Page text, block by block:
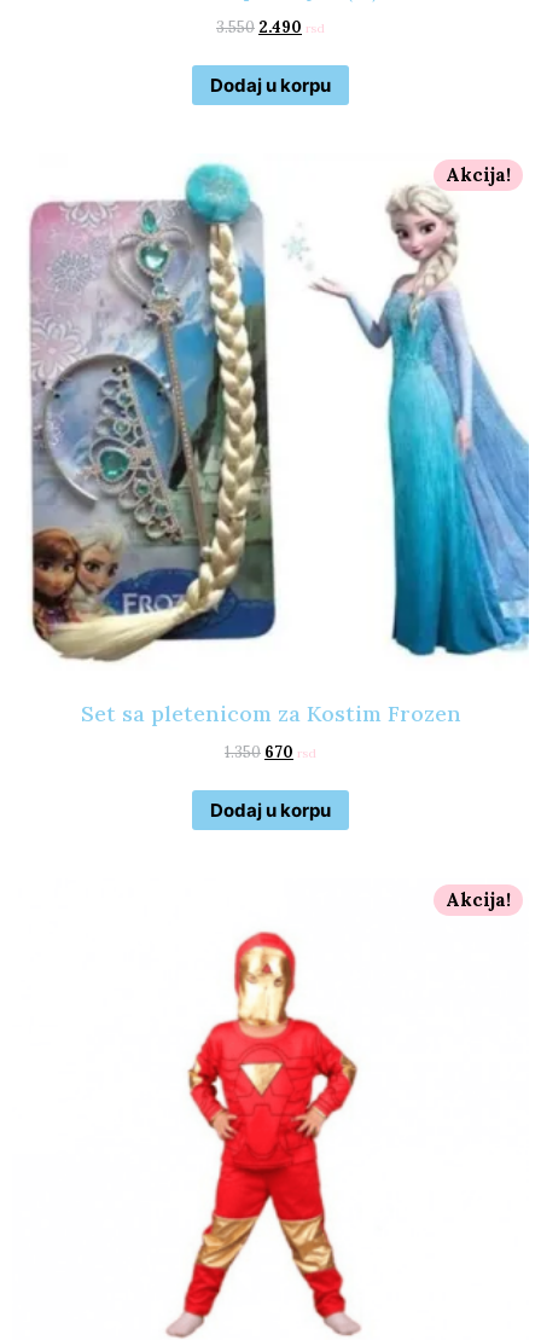
3.550 2.490 rsd
Dodaj u korpu
Akcija!
Set sa pletenicom za Kostim Frozen
1.350 670 rsd
Dodaj u korpu
Akcija!